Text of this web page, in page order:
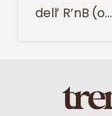
dell’ R’nB (o…